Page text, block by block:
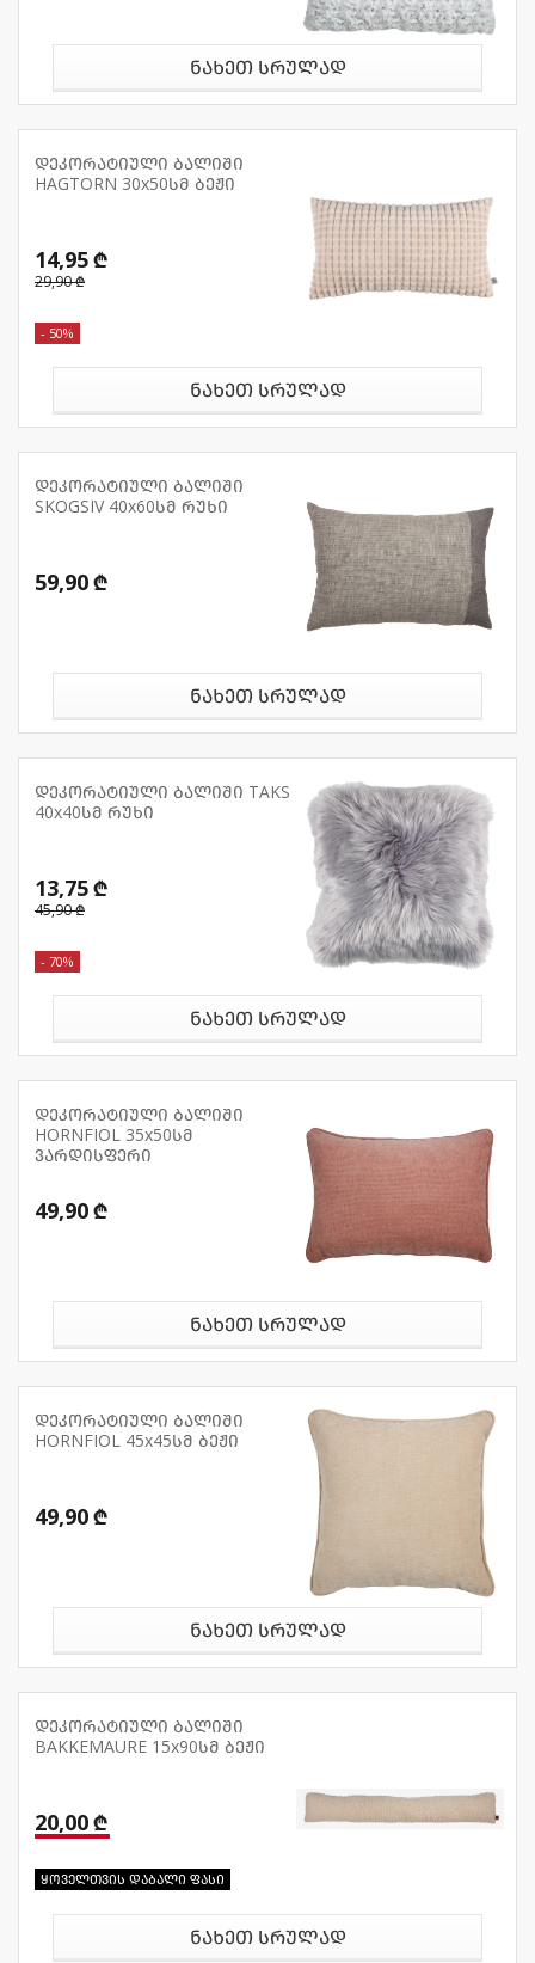
ნახეთ სრულად
დეკორატიული ბალიში
HAGTORN 30x50სმ ბეჟი
14,95 ₾
29,90 ₾
- 50%
ნახეთ სრულად
დეკორატიული ბალიში
SKOGSIV 40x60სმ რუხი
59,90 ₾
ნახეთ სრულად
დეკორატიული ბალიში TAKS
40x40სმ რუხი
13,75 ₾
45,90 ₾
- 70%
ნახეთ სრულად
დეკორატიული ბალიში
HORNFIOL 35x50სმ
ვარდისფერი
49,90 ₾
ნახეთ სრულად
დეკორატიული ბალიში
HORNFIOL 45x45სმ ბეჟი
49,90 ₾
ნახეთ სრულად
დეკორატიული ბალიში
BAKKEMAURE 15x90სმ ბეჟი
20,00 ₾
ყოველთვის დაბალი ფასი
ნახეთ სრულად